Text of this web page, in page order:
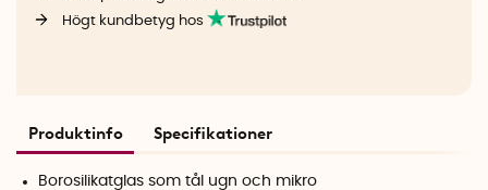
Högt kundbetyg hos
Produktinfo Specifikationer
Borosilikatglas som tål ugn och mikro